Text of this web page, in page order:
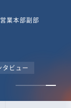
事業部
Jooto